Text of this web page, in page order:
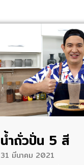
น้ำถั่วปั่น 5 สี
31 มีนาคม 2021